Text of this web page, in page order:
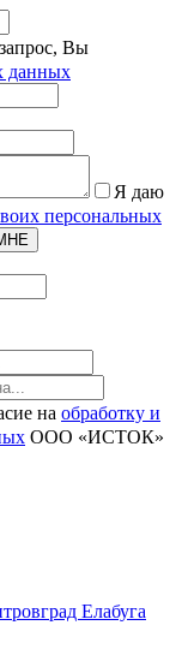
Вы
данных
Я даю
персональных
на обработку и
ООО «ИСТОК»
Елабуга